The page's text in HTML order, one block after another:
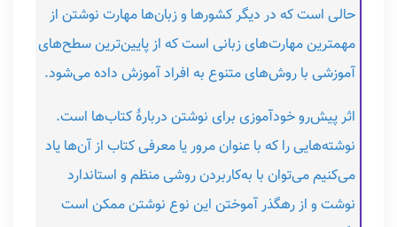
حالی است که در دیگر کشورها و زبان‌ها مهارت نوشتن از
مهمترین مهارت‌های زبانی است که از پایین‌ترین سطح‌های
آموزشی با روش‌های متنوع به افراد آموزش داده می‌شود.
اثر پیش‌رو خودآموزی برای نوشتن دربارۀ کتاب‌ها است.
نوشته‌هایی را که با عنوان مرور یا معرفی کتاب از آن‌ها یاد
می‌کنیم می‌توان با به‌کاربردن روشی منظم و استاندارد
نوشت و از رهگذر آموختن این نوع نوشتن ممکن است